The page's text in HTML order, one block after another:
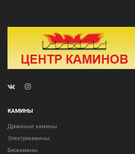
КАМИНЫ
Дровяные камины
Электрокамины
Биокамины